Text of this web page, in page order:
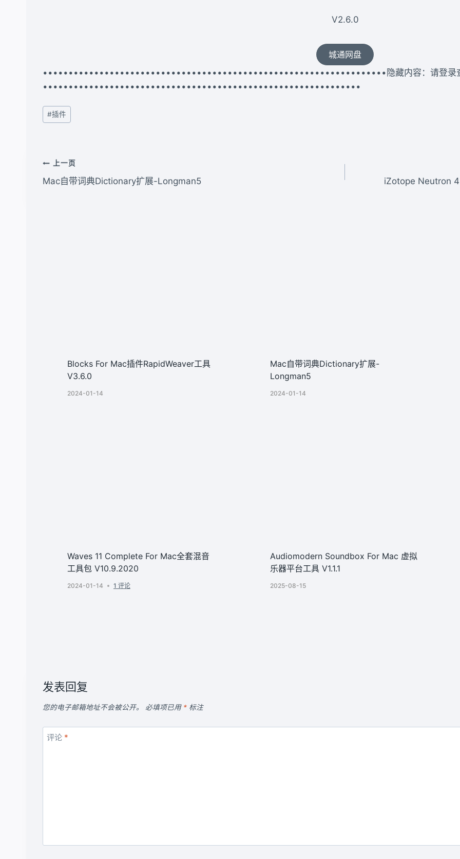
V2.6.0
城通网盘
•••••••••••••••••••••••••••••••••••••••••••••••••••••••••••••••••••隐藏内容：请登录
••••••••••••••••••••••••••••••••••••••••••••••••••••••••••••••
文
章
#插件
文
章
上一页
Mac自带词典Dictionary扩展-Longman5 iZotope Neutron
Blocks For Mac插件RapidWeaver工具
V3.6.0
2024-01-14
Mac自带词典Dictionary扩展-
Longman5
2024-01-14
Waves 11 Complete For Mac全套混音
工具包 V10.9.2020
2024-01-14 1 评论
Audiomodern Soundbox For Mac 虚拟
乐器平台工具 V1.1.1
2025-08-15
发表回复
您的电子邮箱地址不会被公开。 必填项已用 * 标注
评论 *